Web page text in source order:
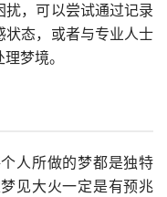
扰，可以尝试通过记录
状态，或者与专业人士
梦境。
人所做的梦都是独特
见大火一定是有预兆